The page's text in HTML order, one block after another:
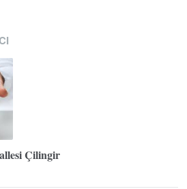
Çilingir